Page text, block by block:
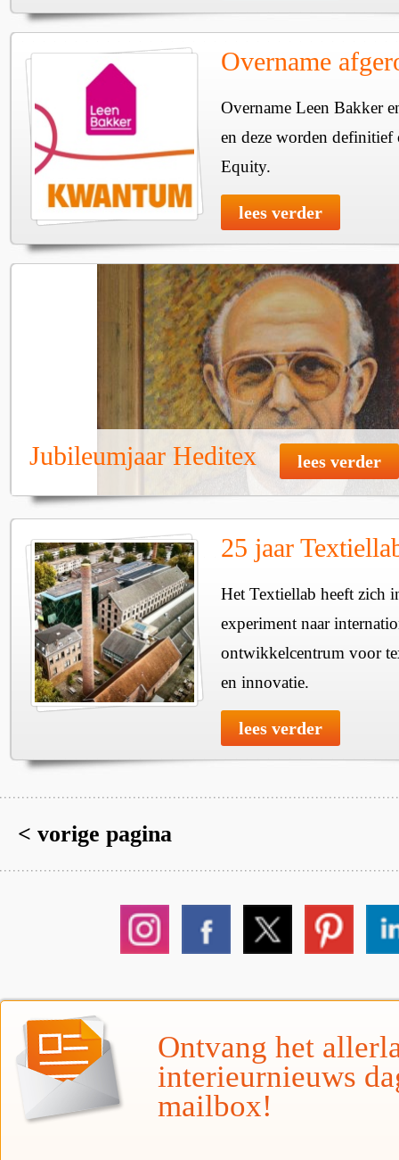
Overname
Overname Leen Bakker
en deze worden
Equity.
lees verder
Jubileumjaar Heditex lees verder
25 jaar
Het Textiellab heeft zich
experiment naar
ontwikkelcentrum voor
en innovatie.
lees verder
< vorige pagina
Ontvang het
interieurnieuws
mailbox!